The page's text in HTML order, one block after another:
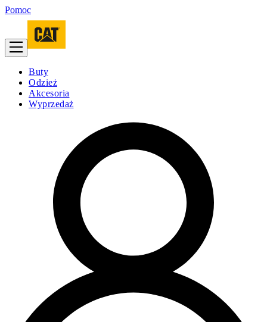
Pomoc
Buty
Odzież
Akcesoria
Wyprzedaż